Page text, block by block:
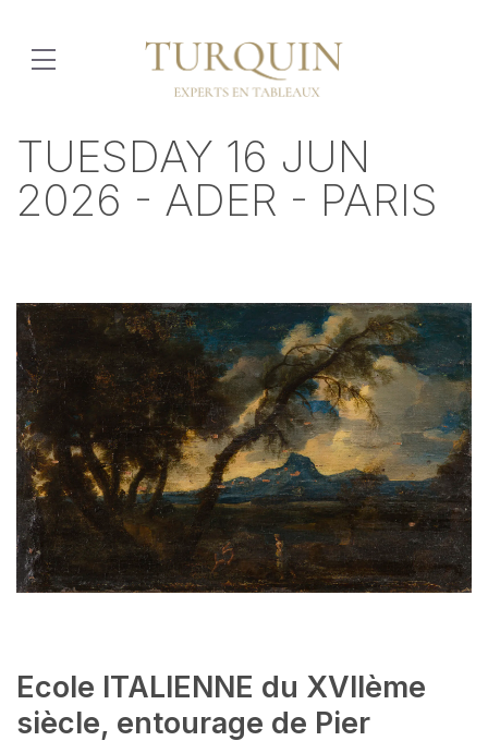
TUESDAY 16 JUN
2026 - ADER - PARIS
Ecole ITALIENNE du XVIIème
siècle, entourage de Pier